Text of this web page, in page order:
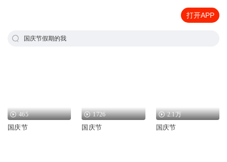
打开APP
国庆节假期的我
465
国庆节
1726
国庆节
2.1万
国庆节